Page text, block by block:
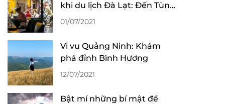
khi du lịch Đà Lạt: Đến Tùng
“làm” ly cafe!
01/07/2021
Vi vu Quảng Ninh: Khám
phá đỉnh Bình Hương
12/07/2021
Bật mí những bí mật để